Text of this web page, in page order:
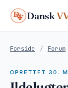
Dansk
Forside / Forum
OPRETTET 30.